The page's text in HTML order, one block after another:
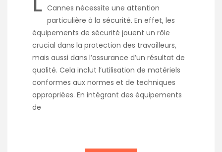
Cannes nécessite une attention
particulière à la sécurité. En effet, les
équipements de sécurité jouent un rôle
crucial dans la protection des travailleurs,
mais aussi dans l’assurance d’un résultat de
qualité. Cela inclut l’utilisation de matériels
conformes aux normes et de techniques
appropriées. En intégrant des équipements
de